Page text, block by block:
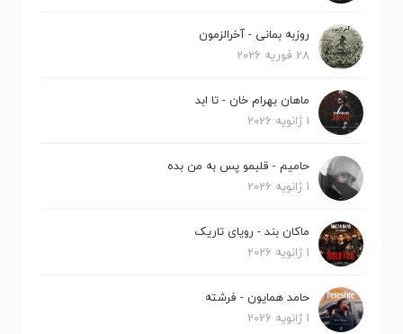
روزبه بمانی - آخرالزمون
28 فوریه 2026
ماهان بهرام خان - تا ابد
1 ژانویه 2026
حامیم - قلبمو پس به من بده
1 ژانویه 2026
ماکان بند - رویای تاریک
1 ژانویه 2026
حامد همایون - فرشته
1 ژانویه 2026